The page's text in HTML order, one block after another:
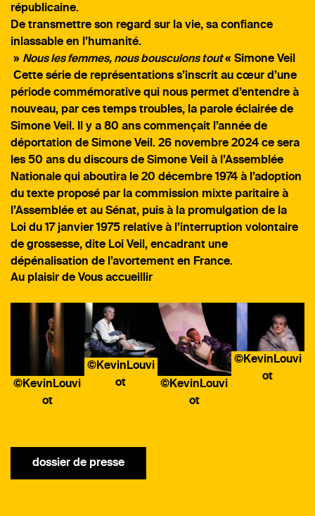
républicaine.
De transmettre son regard sur la vie, sa confiance
inlassable en l’humanité.
» Nous les femmes, nous bousculons tout« Simone Veil
Cette série de représentations s’inscrit au cœur d’une
période commémorative qui nous permet d’entendre à
nouveau, par ces temps troubles, la parole éclairée de
Simone Veil. Il y a 80 ans commençait l’année de
déportation de Simone Veil. 26 novembre 2024 ce sera
les 50 ans du discours de Simone Veil à l’Assemblée
Nationale qui aboutira le 20 décembre 1974 à l’adoption
du texte proposé par la commission mixte paritaire à
l’Assemblée et au Sénat, puis à la promulgation de la
Loi du 17 janvier 1975 relative à l’interruption volontaire
de grossesse, dite Loi Veil, encadrant une
dépénalisation de l’avortement en France.
Au plaisir de Vous accueillir
©KevinLouvi
ot
©KevinLouvi
ot
©KevinLouvi
ot
©KevinLouvi
ot
dossier de presse